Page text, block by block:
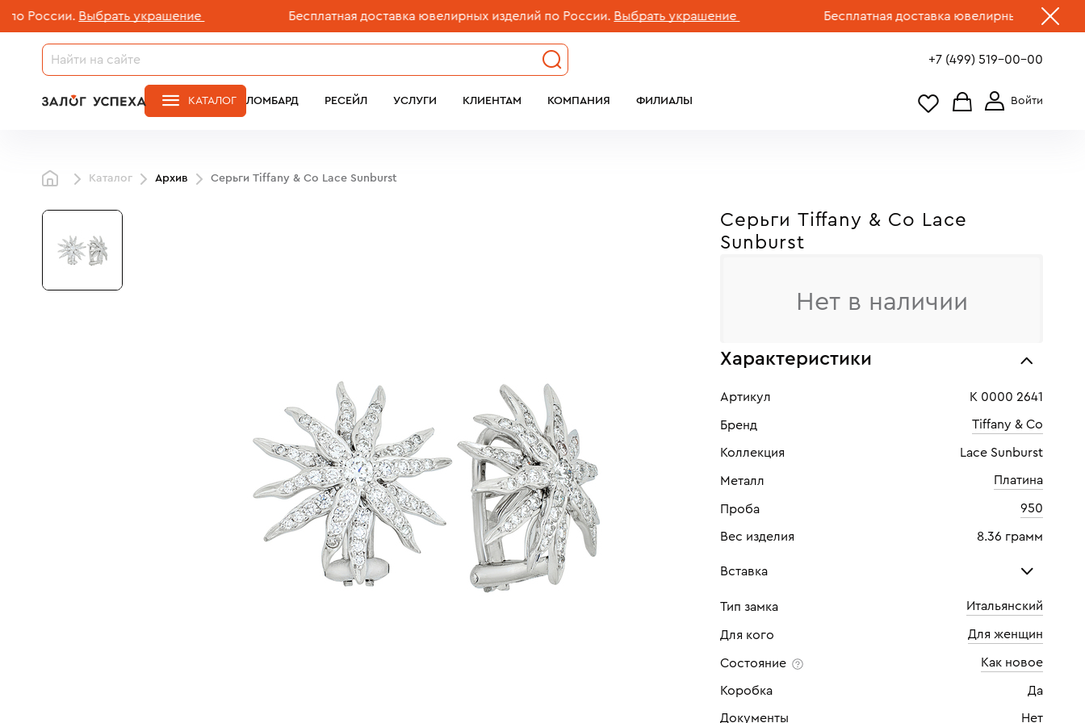
Выбрать украшение Бесплатная доставка ювелирных изделий по России. Выбрать украшение Бесплатная доставка ювелирных изделий по
+7 (499) 519-00-00
ЛОМБАРД РЕСЕЙЛ УСЛУГИ КЛИЕНТАМ КОМПАНИЯ ФИЛИАЛЫ
КАТАЛОГ
Каталог Архив Серьги Tiffany & Co Lace Sunburst
Серьги Tiffany & Co Lace
Sunburst
Нет в наличии
Характеристики
Артикул К 0000 2641
Бренд Tiffany & Co
Коллекция Lace Sunburst
Металл Платина
Проба 950
Вес изделия 8.36 грамм
Вставка
Бриллиант
2 шт
Тип замка Итальянский
Для кого Для женщин
Состояние Как новое
Коробка Да
Документы Нет